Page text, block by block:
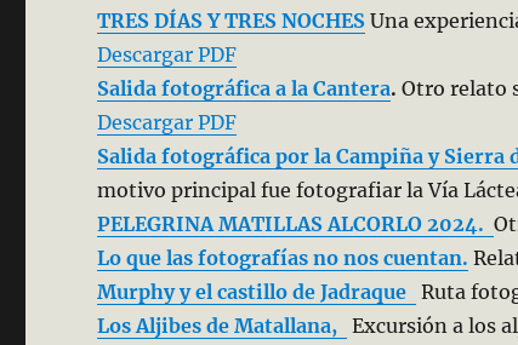
TRES DÍAS Y TRES NOCHES Una
Descargar PDF
Salida fotográfica a la Cantera. Otro relato
Descargar PDF
Salida fotográfica por la Campiña y Sierra
motivo principal fue fotografiar la Vía
PELEGRINA MATILLAS ALCORLO 2024.
Lo que las fotografías no nos cuentan.
Murphy y el castillo de Jadraque Ruta
Los Aljibes de Matallana,
Excursión a los